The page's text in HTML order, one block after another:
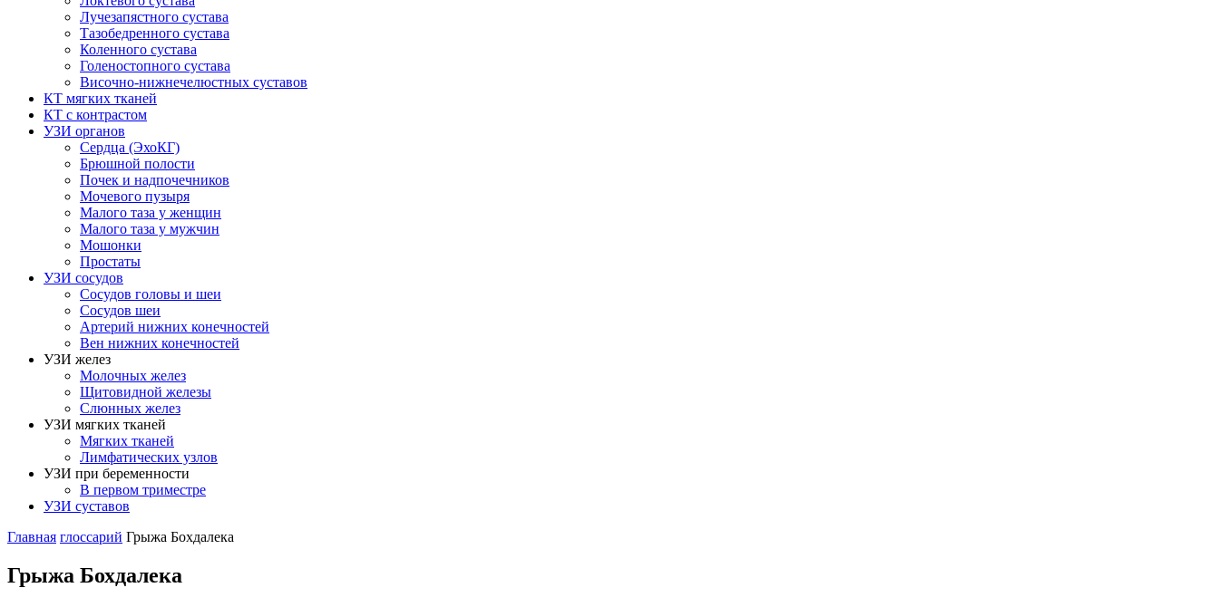
Лучезапястного сустава
Тазобедренного сустава
Коленного сустава
Голеностопного сустава
Височно-нижнечелюстных суставов
КТ мягких тканей
КТ с контрастом
УЗИ органов
Сердца (ЭхоКГ)
Брюшной полости
Почек и надпочечников
Мочевого пузыря
Малого таза у женщин
Малого таза у мужчин
Мошонки
Простаты
УЗИ сосудов
Сосудов головы и шеи
Сосудов шеи
Артерий нижних конечностей
Вен нижних конечностей
УЗИ желез
Молочных желез
Щитовидной железы
Слюнных желез
УЗИ мягких тканей
Мягких тканей
Лимфатических узлов
УЗИ при беременности
В первом триместре
УЗИ суставов
Главная глоссарий Грыжа Бохдалека
Грыжа Бохдалека